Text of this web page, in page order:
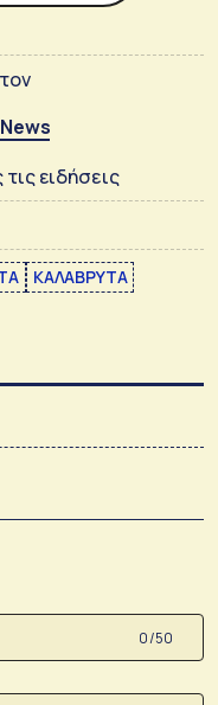
ειδήσεις
ΚΑΛΑΒΡΥΤΑ
0 /50